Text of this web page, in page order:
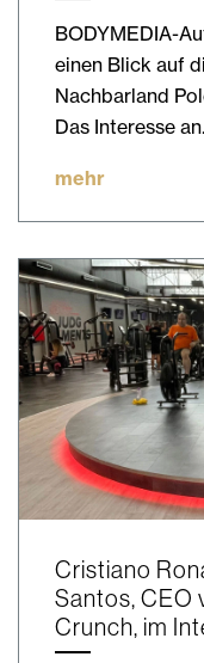
BODYMEDIA-
einen Blick auf
Nachbarland
Das Interesse
mehr
Cristiano
Santos, CEO
Crunch, im